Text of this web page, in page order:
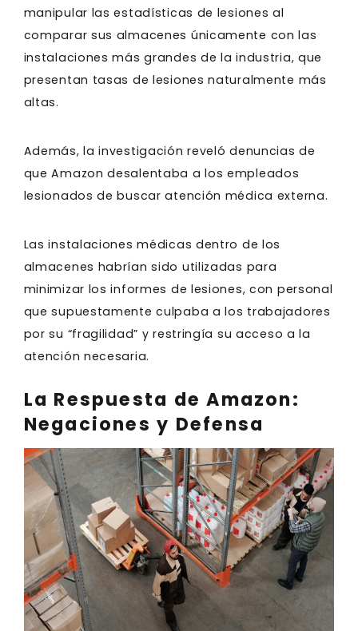
manipular las estadísticas de lesiones al
comparar sus almacenes únicamente con las
instalaciones más grandes de la industria, que
presentan tasas de lesiones naturalmente más
altas.
Además, la investigación reveló denuncias de
que Amazon desalentaba a los empleados
lesionados de buscar atención médica externa.
Las instalaciones médicas dentro de los
almacenes habrían sido utilizadas para
minimizar los informes de lesiones, con personal
que supuestamente culpaba a los trabajadores
por su “fragilidad” y restringía su acceso a la
atención necesaria.
La Respuesta de Amazon:
Negaciones y Defensa